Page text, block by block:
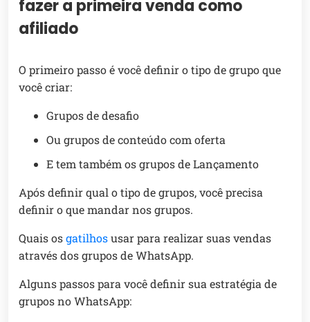
fazer a primeira venda como
afiliado
O primeiro passo é você definir o tipo de grupo que
você criar:
Grupos de desafio
Ou grupos de conteúdo com oferta
E tem também os grupos de Lançamento
Após definir qual o tipo de grupos, você precisa
definir o que mandar nos grupos.
Quais osgatilhosusar para realizar suas vendas
através dos grupos de WhatsApp.
Alguns passos para você definir sua estratégia de
grupos no WhatsApp: